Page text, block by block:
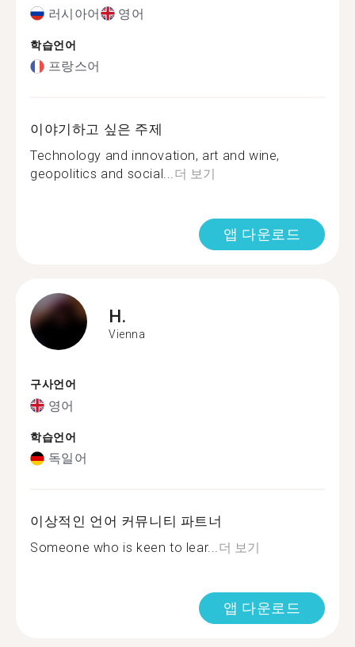
러시아어 영어
학습언어
프랑스어
이야기하고 싶은 주제
Technology and innovation, art and wine,
geopolitics and social...더 보기
앱 다운로드
H.
Vienna
구사언어
영어
학습언어
독일어
이상적인 언어 커뮤니티 파트너
Someone who is keen to lear...더 보기
앱 다운로드